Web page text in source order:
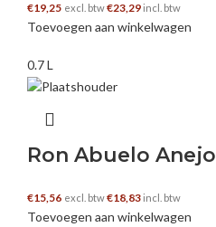
€19,25 excl. btw€23,29 incl. btw
Toevoegen aan winkelwagen
0.7 L
Ron Abuelo Anejo
€15,56 excl. btw€18,83 incl. btw
Toevoegen aan winkelwagen